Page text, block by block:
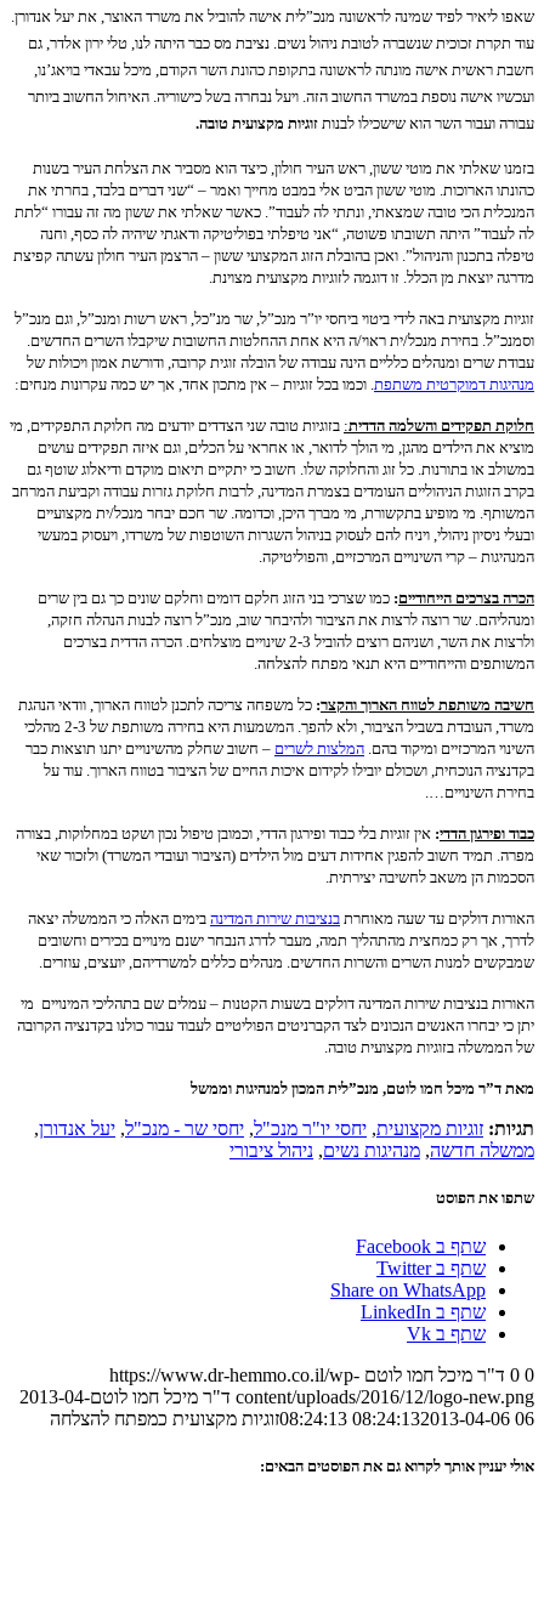
שאפו ליאיר לפיד שמינה לראשונה מנכ”לית אישה להוביל את משרד האוצר, את יעל אנדורן.
עוד תקרת זכוכית שנשברה לטובת ניהול נשים. נציבת מס כבר היתה לנו, טלי ירון אלדר, גם
חשבת ראשית אישה מונתה לראשונה בתקופת כהונת השר הקודם, מיכל עבאדי בויאג’נו,
ועכשיו אישה נוספת במשרד החשוב הזה. ויעל נבחרה בשל כישוריה. האיחול החשוב ביותר
עבורה ועבור השר הוא שישכילו לבנות זוגיות מקצועית טובה.
בזמנו שאלתי את מוטי ששון, ראש העיר חולון, כיצד הוא מסביר את הצלחת העיר בשנות
כהונתו הארוכות. מוטי ששון הביט אלי במבט מחייך ואמר – “שני דברים בלבד, בחרתי את
המנכלית הכי טובה שמצאתי, ונתתי לה לעבוד”. כאשר שאלתי את ששון מה זה עבורו “לתת
לה לעבוד” היתה תשובתו פשוטה, “אני טיפלתי בפוליטיקה ודאגתי שיהיה לה כסף, וחנה
טיפלה בתכנון והניהול”. ואכן בהובלת הזוג המקצועי ששון – הרצמן העיר חולון עשתה קפיצת
מדרגה יוצאת מן הכלל. זו דוגמה לזוגיות מקצועית מצוינת.
זוגיות מקצועית באה לידי ביטוי ביחסי יו”ר מנכ”ל, שר מנ”כל, ראש רשות ומנכ”ל, וגם מנכ”ל
וסמנכ”ל. בחירת מנכל/ית ראוי/ה היא אחת ההחלטות החשובות שיקבלו השרים החדשים.
עבודת שרים ומנהלים כלליים הינה עבודה של הובלה זוגית קרובה, ודורשת אמון ויכולות של
מנהיגות דמוקרטית משתפת. וכמו בכל זוגיות – אין מתכון אחד, אך יש כמה עקרונות מנחים:
חלוקת תפקידים והשלמה הדדית: בזוגיות טובה שני הצדדים יודעים מה חלוקת התפקידים, מי
מוציא את הילדים מהגן, מי הולך לדואר, או אחראי על הכלים, וגם איזה תפקידים עושים
במשולב או בתורנות. כל זוג והחלוקה שלו. חשוב כי יתקיים תיאום מוקדם ודיאלוג שוטף גם
בקרב הזוגות הניהוליים העומדים בצמרת המדינה, לרבות חלוקת גזרות עבודה וקביעת המרחב
המשותף. מי מופיע בתקשורת, מי מברך היכן, וכדומה. שר חכם יבחר מנכל/ית מקצועיים
ובעלי ניסיון ניהולי, ויניח להם לעסוק בניהול השגרות השוטפות של משרדו, ויעסוק במעשי
המנהיגות – קרי השינויים המרכזיים, והפוליטיקה.
הכרה בצרכים הייחודיים: כמו שצרכי בני הזוג חלקם דומים וחלקם שונים כך גם בין שרים
ומנהליהם. שר רוצה לרצות את הציבור ולהיבחר שוב, מנכ”ל רוצה לבנות הנהלה חזקה,
ולרצות את השר, ושניהם רוצים להוביל 2-3 שינויים מוצלחים. הכרה הדדית בצרכים
המשותפים והייחודיים היא תנאי מפתח להצלחה.
חשיבה משותפת לטווח הארוך והקצר: כל משפחה צריכה לתכנן לטווח הארוך, וודאי הנהגת
משרד, העובדת בשביל הציבור, ולא להפך. המשמעות היא בחירה משותפת של 2-3 מהלכי
השינוי המרכזיים ומיקוד בהם. המלצות לשרים – חשוב שחלק מהשינויים יתנו תוצאות כבר
בקדנציה הנוכחית, ושכולם יובילו לקידום איכות החיים של הציבור בטווח הארוך. עוד על
בחירת השינויים….
כבוד ופירגון הדדי: אין זוגיות בלי כבוד ופירגון הדדי, וכמובן טיפול נכון ושקט במחלוקות, בצורה
מפרה. תמיד חשוב להפגין אחידות דעים מול הילדים (הציבור ועובדי המשרד) ולזכור שאי
הסכמות הן משאב לחשיבה יצירתית.
האורות דולקים עד שעה מאוחרת בנציבות שירות המדינה בימים האלה כי הממשלה יצאה
לדרך, אך רק כמחצית מהתהליך תמה, מעבר לדרג הנבחר ישנם מינויים בכירים וחשובים
שמבקשים למנות השרים והשרות החדשים. מנהלים כללים למשרדיהם, יועצים, עוזרים.
האורות בנציבות שירות המדינה דולקים בשעות הקטנות – עמלים שם בתהליכי המינויים מי
יתן כי יבחרו האנשים הנכונים לצד הקברניטים הפוליטיים לעבוד עבור כולנו בקדנציה הקרובה
של הממשלה בזוגיות מקצועית טובה.
מאת ד”ר מיכל חמו לוטם, מנכ”לית המכון למנהיגות וממשל
תגיות: זוגיות מקצועית, יחסי יו"ר מנכ"ל, יחסי שר - מנכ"ל, יעל אנדורן,
ממשלה חדשה, מנהיגות נשים, ניהול ציבורי
שתפו את הפוסט
שתף ב Facebook
שתף ב Twitter
Share on WhatsApp
שתף ב LinkedIn
שתף ב Vk
0
0 ד"ר מיכל חמו לוטם https://www.dr-hemmo.co.il/wp-
content/uploads/2016/12/logo-new.png ד"ר מיכל חמו לוטם2013-04-
06 08:24:13
2013-04-06 08:24:13 זוגיות מקצועית כמפתח להצלחה
אולי יעניין אותך לקרוא גם את הפוסטים הבאים: